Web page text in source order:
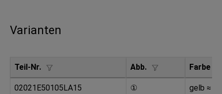
Varianten
Teil-Nr. Abb. Farbe
02021E50105LA15 ① gelb ≈